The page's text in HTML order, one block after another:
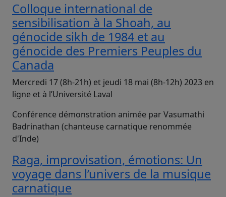
Colloque international de
sensibilisation à la Shoah, au
génocide sikh de 1984 et au
génocide des Premiers Peuples du
Canada
Mercredi 17 (8h-21h) et jeudi 18 mai (8h-12h) 2023 en
ligne et à l’Université Laval
Conférence démonstration animée par Vasumathi
Badrinathan (chanteuse carnatique renommée
d'Inde)
Raga, improvisation, émotions: Un
voyage dans l’univers de la musique
carnatique